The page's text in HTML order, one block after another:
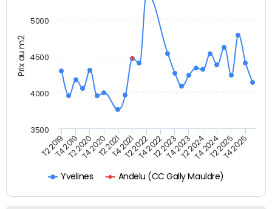
Prix au m2
Yvelines Andelu (CC Gally Mauldre)
T2 2019T4 2019T2 2020T4 2020T2 2021T4 2021T2 2022T4 2022T2 2023T4 2023T2 2024T4 2024T2 2025T4 2025
3500
4000
4500
5000